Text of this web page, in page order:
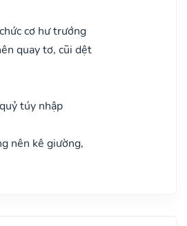
cơ hư trướng
quay tơ, cũi dệt
túy nhập
nên kê giường,